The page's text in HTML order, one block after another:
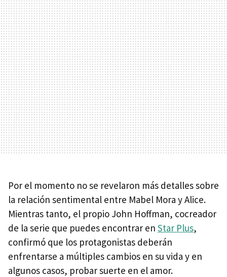
Por el momento no se revelaron más detalles sobre
la relación sentimental entre Mabel Mora y Alice.
Mientras tanto, el propio John Hoffman, cocreador
de la serie que puedes encontrar en Star Plus,
confirmó que los protagonistas deberán
enfrentarse a múltiples cambios en su vida y en
algunos casos, probar suerte en el amor.